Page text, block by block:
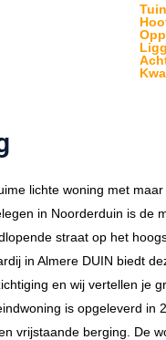
Tuin
lichte woning met
in Noorderduin is de
straat op het
in Almere DUIN biedt
en wij vertellen je
is opgeleverd
vrijstaande berging. De